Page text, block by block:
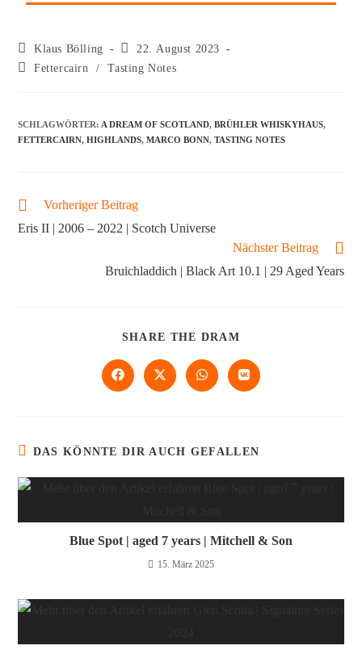
Klaus Bölling
22. August 2023
Fettercairn
/ Tasting Notes
SCHLAGWÖRTER: A DREAM OF SCOTLAND, BRÜHLER WHISKYHAUS,
FETTERCAIRN, HIGHLANDS, MARCO BONN, TASTING NOTES
Vorheriger Beitrag
Eris II | 2006 – 2022 | Scotch Universe
Nächster Beitrag
Bruichladdich | Black Art 10.1 | 29 Aged Years
SHARE THE DRAM
DAS KÖNNTE DIR AUCH GEFALLEN
Blue Spot | aged 7 years | Mitchell & Son
15. März 2025